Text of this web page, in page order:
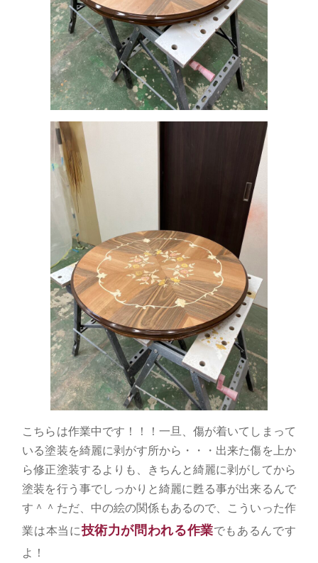
こちらは作業中です！！！一旦、傷が着いてしまって
いる塗装を綺麗に剥がす所から・・・出来た傷を上か
ら修正塗装するよりも、きちんと綺麗に剥がしてから
塗装を行う事でしっかりと綺麗に甦る事が出来るんで
す＾＾ただ、中の絵の関係もあるので、こういった作
業は本当に技術力が問われる作業でもあるんです
よ！